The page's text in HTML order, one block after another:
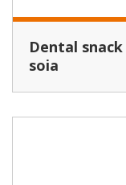
Dental snack cannoli ripieni con riso e
soia